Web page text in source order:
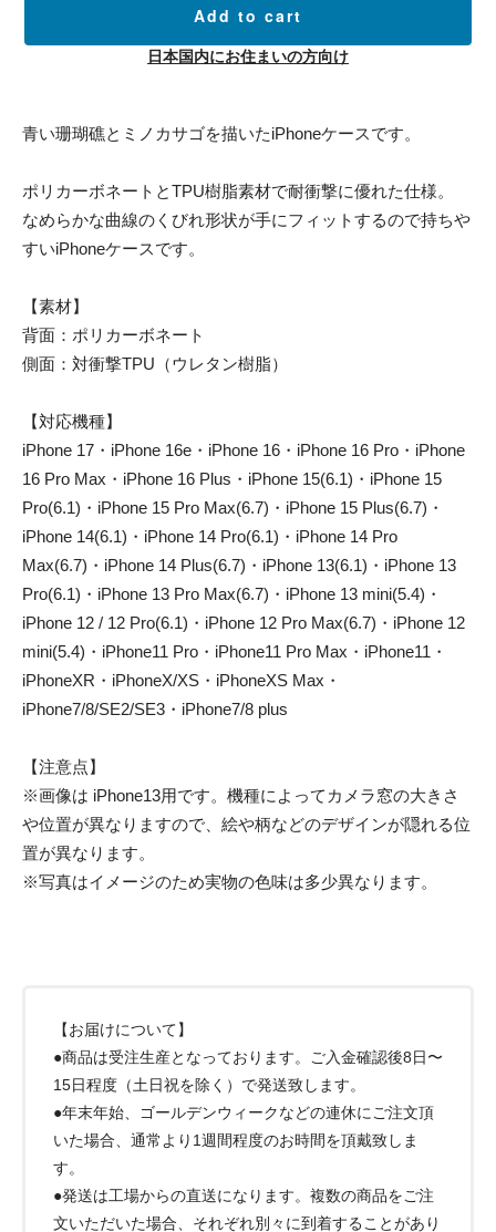
Add to cart
日本国内にお住まいの方向け
青い珊瑚礁とミノカサゴを描いたiPhoneケースです。
ポリカーボネートとTPU樹脂素材で耐衝撃に優れた仕様。
なめらかな曲線のくびれ形状が手にフィットするので持ちや
すいiPhoneケースです。
【素材】
背面：ポリカーボネート
側面：対衝撃TPU（ウレタン樹脂）
【対応機種】
iPhone 17・iPhone 16e・iPhone 16・iPhone 16 Pro・iPhone
16 Pro Max・iPhone 16 Plus・iPhone 15(6.1)・iPhone 15
Pro(6.1)・iPhone 15 Pro Max(6.7)・iPhone 15 Plus(6.7)・
iPhone 14(6.1)・iPhone 14 Pro(6.1)・iPhone 14 Pro
Max(6.7)・iPhone 14 Plus(6.7)・iPhone 13(6.1)・iPhone 13
Pro(6.1)・iPhone 13 Pro Max(6.7)・iPhone 13 mini(5.4)・
iPhone 12 / 12 Pro(6.1)・iPhone 12 Pro Max(6.7)・iPhone 12
mini(5.4)・iPhone11 Pro・iPhone11 Pro Max・iPhone11・
iPhoneXR・iPhoneX/XS・iPhoneXS Max・
iPhone7/8/SE2/SE3・iPhone7/8 plus
【注意点】
※画像は iPhone13用です。機種によってカメラ窓の大きさ
や位置が異なりますので、絵や柄などのデザインが隠れる位
置が異なります。
※写真はイメージのため実物の色味は多少異なります。
【お届けについて】
●商品は受注生産となっております。ご入金確認後8日〜
15日程度（土日祝を除く）で発送致します。
●年末年始、ゴールデンウィークなどの連休にご注文頂
いた場合、通常より1週間程度のお時間を頂戴致しま
す。
●発送は工場からの直送になります。複数の商品をご注
文いただいた場合、それぞれ別々に到着することがあり